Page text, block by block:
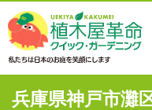
兵庫県神戸市灘